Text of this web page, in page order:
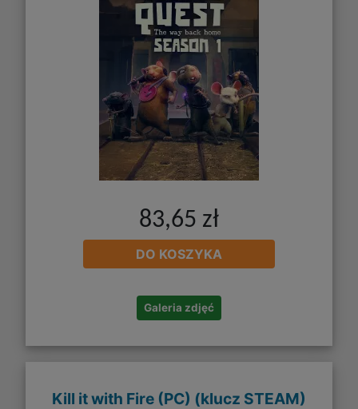
83,65 zł
DO KOSZYKA
Galeria zdjęć
Kill it with Fire (PC) (klucz STEAM)